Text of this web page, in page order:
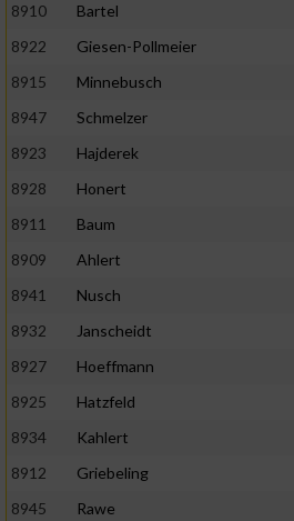
8910 Bartel
8922
Giesen-Pollmeier
8915
Minnebusch
8947
Schmelzer
8923
Hajderek
8928
Honert
8911
Baum
8909
Ahlert
8941
Nusch
8932
Janscheidt
8927
Hoeffmann
8925
Hatzfeld
8934
Kahlert
8912
Griebeling
8945
Rawe